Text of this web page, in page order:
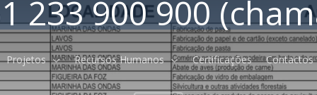
233 900 900
Projetos Recursos Humanos Certificações Contactos